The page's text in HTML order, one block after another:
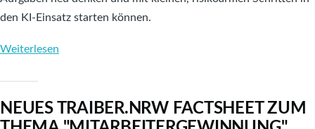
den KI-Einsatz starten können.
Weiterlesen
Generative
Künstliche
NEUES TRAIBER.NRW FACTSHEET ZUM